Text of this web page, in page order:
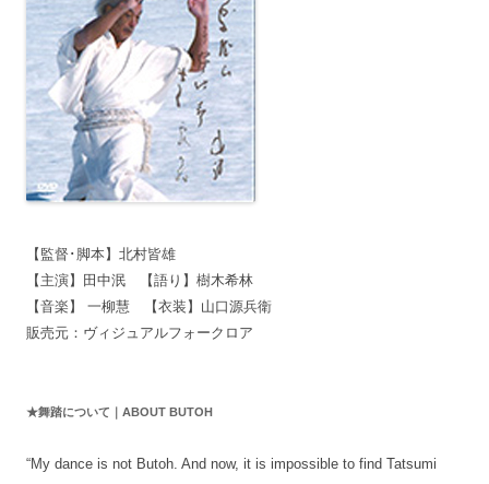
【監督･脚本】北村皆雄
【主演】田中泯 【語り】樹木希林
【音楽】 一柳慧 【衣装】山口源兵衛
販売元：ヴィジュアルフォークロア
★舞踏について｜ABOUT BUTOH
“My dance is not Butoh. And now, it is impossible to find Tatsumi